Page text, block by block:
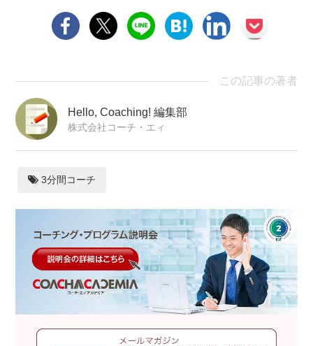
この記事の著者
Hello, Coaching! 編集部
株式会社コーチ・エィ
3分間コーチ